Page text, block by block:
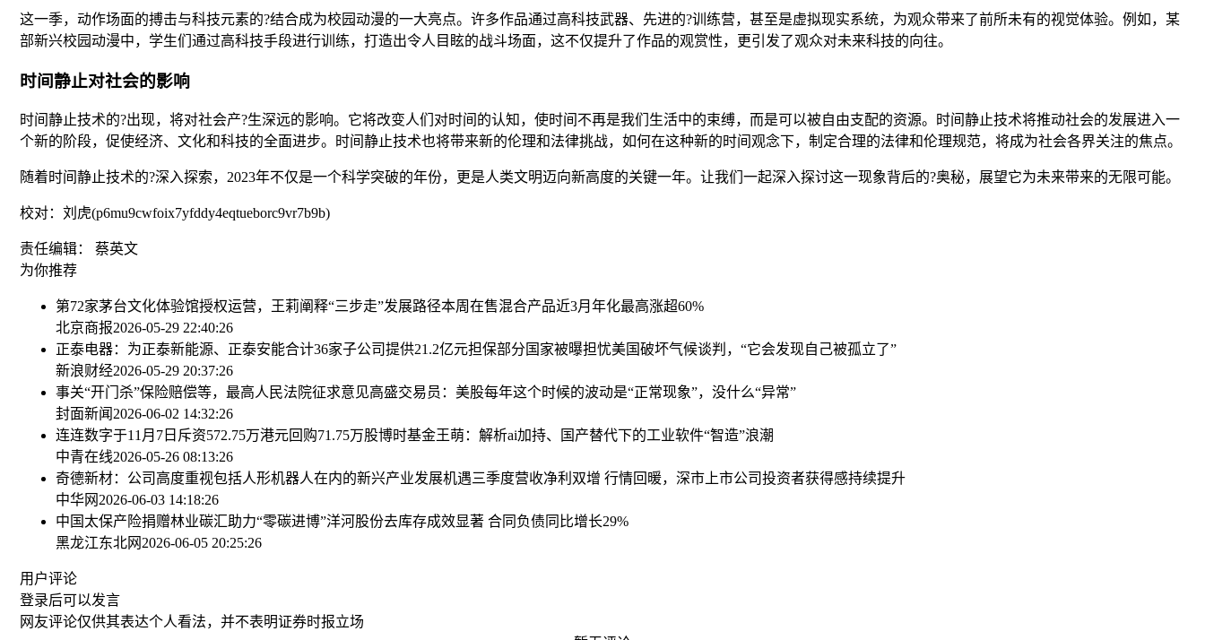
这一季，动作场面的搏击与科技元素的?结合成为校园动漫的一大亮点。许多作品通过高科技武器、先进的?训练营，甚至是虚拟现实系统，为观众带来了前所未有的视觉体验。例如，某
部新兴校园动漫中，学生们通过高科技手段进行训练，打造出令人目眩的战斗场面，这不仅提升了作品的观赏性，更引发了观众对未来科技的向往。
时间静止对社会的影响
时间静止技术的?出现，将对社会产?生深远的影响。它将改变人们对时间的认知，使时间不再是我们生活中的束缚，而是可以被自由支配的资源。时间静止技术将推动社会的发展进入一
个新的阶段，促使经济、文化和科技的全面进步。时间静止技术也将带来新的伦理和法律挑战，如何在这种新的时间观念下，制定合理的法律和伦理规范，将成为社会各界关注的焦点。
随着时间静止技术的?深入探索，2023年不仅是一个科学突破的年份，更是人类文明迈向新高度的关键一年。让我们一起深入探讨这一现象背后的?奥秘，展望它为未来带来的无限可能。
校对：刘虎(p6mu9cwfoix7yfddy4eqtueborc9vr7b9b)
责任编辑： 蔡英文
为你推荐
第72家茅台文化体验馆授权运营，王莉阐释“三步走”发展路径本周在售混合产品近3月年化最高涨超60%
北京商报2026-05-29 22:40:26
正泰电器：为正泰新能源、正泰安能合计36家子公司提供21.2亿元担保部分国家被曝担忧美国破坏气候谈判，“它会发现自己被孤立了”
新浪财经2026-05-29 20:37:26
事关“开门杀”保险赔偿等，最高人民法院征求意见高盛交易员：美股每年这个时候的波动是“正常现象”，没什么“异常”
封面新闻 2026-06-02 14:32:26
连连数字于11月7日斥资572.75万港元回购71.75万股博时基金王萌：解析ai加持、国产替代下的工业软件“智造”浪潮
中青在线2026-05-26 08:13:26
奇德新材：公司高度重视包括人形机器人在内的新兴产业发展机遇三季度营收净利双增 行情回暖，深市上市公司投资者获得感持续提升
中华网 2026-06-03 14:18:26
中国太保产险捐赠林业碳汇助力“零碳进博”洋河股份去库存成效显著 合同负债同比增长29%
黑龙江东北网 2026-06-05 20:25:26
用户评论
登录后可以发言
网友评论仅供其表达个人看法，并不表明证券时报立场